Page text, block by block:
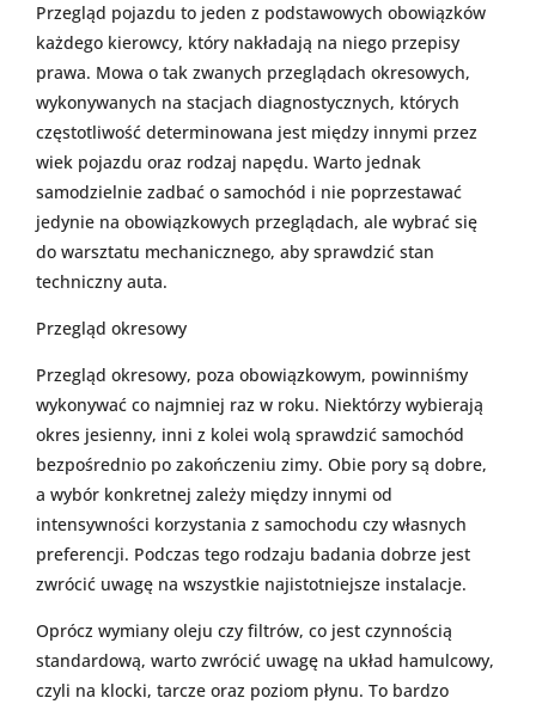
Przegląd pojazdu to jeden z podstawowych obowiązków
każdego kierowcy, który nakładają na niego przepisy
prawa. Mowa o tak zwanych przeglądach okresowych,
wykonywanych na stacjach diagnostycznych, których
częstotliwość determinowana jest między innymi przez
wiek pojazdu oraz rodzaj napędu. Warto jednak
samodzielnie zadbać o samochód i nie poprzestawać
jedynie na obowiązkowych przeglądach, ale wybrać się
do warsztatu mechanicznego, aby sprawdzić stan
techniczny auta.
Przegląd okresowy
Przegląd okresowy, poza obowiązkowym, powinniśmy
wykonywać co najmniej raz w roku. Niektórzy wybierają
okres jesienny, inni z kolei wolą sprawdzić samochód
bezpośrednio po zakończeniu zimy. Obie pory są dobre,
a wybór konkretnej zależy między innymi od
intensywności korzystania z samochodu czy własnych
preferencji. Podczas tego rodzaju badania dobrze jest
zwrócić uwagę na wszystkie najistotniejsze instalacje.
Oprócz wymiany oleju czy filtrów, co jest czynnością
standardową, warto zwrócić uwagę na układ hamulcowy,
czyli na klocki, tarcze oraz poziom płynu. To bardzo